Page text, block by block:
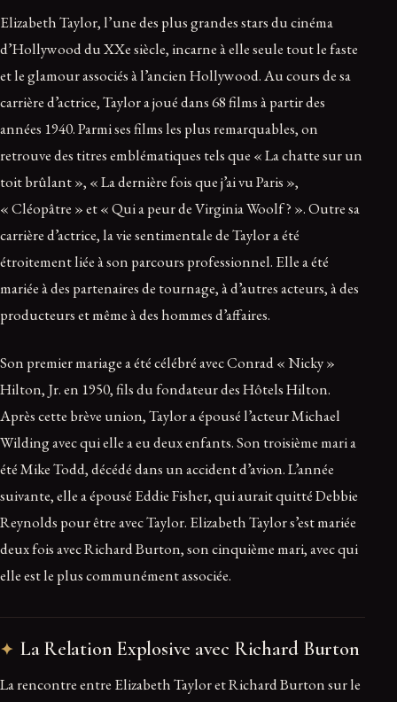
Elizabeth Taylor, l’une des plus grandes stars du cinéma
d’Hollywood du XXe siècle, incarne à elle seule tout le faste
et le glamour associés à l’ancien Hollywood. Au cours de sa
carrière d’actrice, Taylor a joué dans 68 films à partir des
années 1940. Parmi ses films les plus remarquables, on
retrouve des titres emblématiques tels que « La chatte sur un
toit brûlant », « La dernière fois que j’ai vu Paris »,
« Cléopâtre » et « Qui a peur de Virginia Woolf ? ». Outre sa
carrière d’actrice, la vie sentimentale de Taylor a été
étroitement liée à son parcours professionnel. Elle a été
mariée à des partenaires de tournage, à d’autres acteurs, à des
producteurs et même à des hommes d’affaires.
Son premier mariage a été célébré avec Conrad « Nicky »
Hilton, Jr. en 1950, fils du fondateur des Hôtels Hilton.
Après cette brève union, Taylor a épousé l’acteur Michael
Wilding avec qui elle a eu deux enfants. Son troisième mari a
été Mike Todd, décédé dans un accident d’avion. L’année
suivante, elle a épousé Eddie Fisher, qui aurait quitté Debbie
Reynolds pour être avec Taylor. Elizabeth Taylor s’est mariée
deux fois avec Richard Burton, son cinquième mari, avec qui
elle est le plus communément associée.
La Relation Explosive avec Richard Burton
La rencontre entre Elizabeth Taylor et Richard Burton sur le